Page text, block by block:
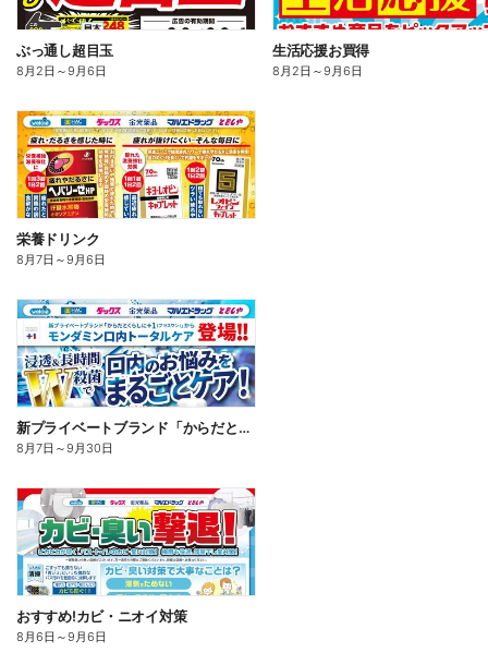
ぶっ通し超目玉
8月2日 ～9月6日
生活応援お買得
8月2日 ～9月6日
栄養ドリンク
8月7日 ～9月6日
新プライベートブランド「からだとくらしに+1(プラスワン)」よりモンダミン口内トータルケア登場!
8月7日 ～9月30日
おすすめ!カビ・ニオイ対策
8月6日 ～9月6日